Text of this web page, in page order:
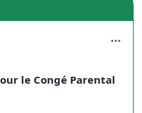
le Congé Parental